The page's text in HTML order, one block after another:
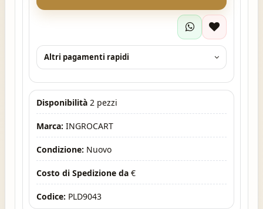
Altri pagamenti rapidi
Disponibilità 2 pezzi
Marca: INGROCART
Condizione: Nuovo
Costo di Spedizione da €
Codice: PLD9043